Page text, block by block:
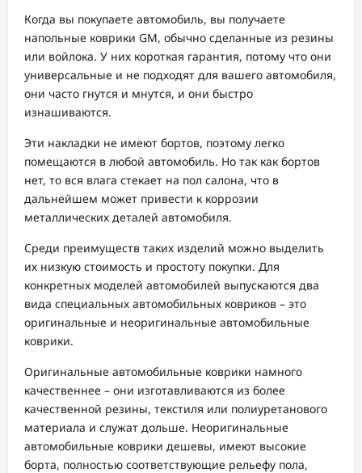
Когда вы покупаете автомобиль, вы получаете
напольные коврики GM, обычно сделанные из резины
или войлока. У них короткая гарантия, потому что они
универсальные и не подходят для вашего автомобиля,
они часто гнутся и мнутся, и они быстро
изнашиваются.
Эти накладки не имеют бортов, поэтому легко
помещаются в любой автомобиль. Но так как бортов
нет, то вся влага стекает на пол салона, что в
дальнейшем может привести к коррозии
металлических деталей автомобиля.
Среди преимуществ таких изделий можно выделить
их низкую стоимость и простоту покупки. Для
конкретных моделей автомобилей выпускаются два
вида специальных автомобильных ковриков – это
оригинальные и неоригинальные автомобильные
коврики.
Оригинальные автомобильные коврики намного
качественнее – они изготавливаются из более
качественной резины, текстиля или полиуретанового
материала и служат дольше. Неоригинальные
автомобильные коврики дешевы, имеют высокие
борта, полностью соответствующие рельефу пола,